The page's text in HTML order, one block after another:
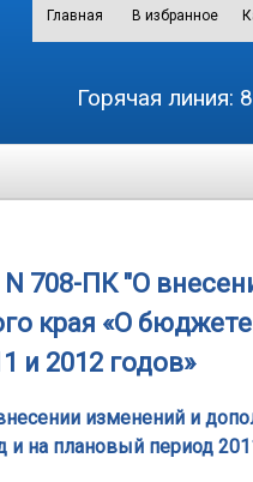
Главная В избранное
Горячая линия:
708-ПК "О
края «О
и 2012 годов»
изменений и
на плановый период